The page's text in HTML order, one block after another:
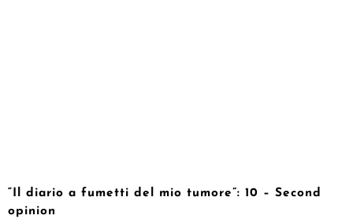
“Il diario a fumetti del mio tumore”: 10 – Second
opinion